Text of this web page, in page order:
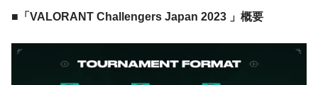
■「VALORANT Challengers Japan 2023 」概要